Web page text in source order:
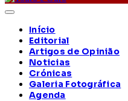
Início
Editorial
Artigos de Opinião
Noticias
Crónicas
Galeria Fotográfica
Agenda